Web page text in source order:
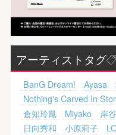
アーティストタグ
BanG Dream! Ayasa
Nothing's Carved In
倉知玲鳳
Miyako 岸
日向秀和
小原莉子